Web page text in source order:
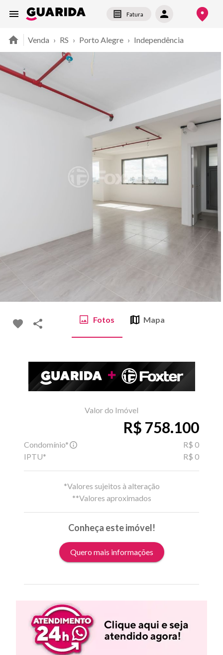
Fatura
Venda › RS › Porto Alegre › Independência
Fotos Mapa
Valor do Imóvel
R$ 758.100
Condomínio*
R$ 0
IPTU*
R$ 0
*Valores sujeitos à alteração
**Valores aproximados
Conheça este imóvel!
Quero mais informações